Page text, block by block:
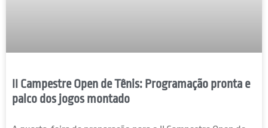
II Campestre Open de Tênis: Programação pronta e
palco dos jogos montado